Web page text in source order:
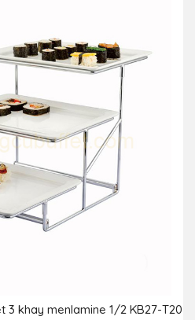
khay menlamine 1/2 KB27-T20